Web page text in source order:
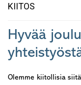
KIITOS
Hyvää
Olemme kiitollisia